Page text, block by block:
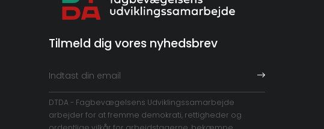
Tilmeld dig vores nyhedsbrev
DTDA - Fagbevægelsens Udviklingssamarbejde
arbejder for at fremme demokrati, rettigheder og